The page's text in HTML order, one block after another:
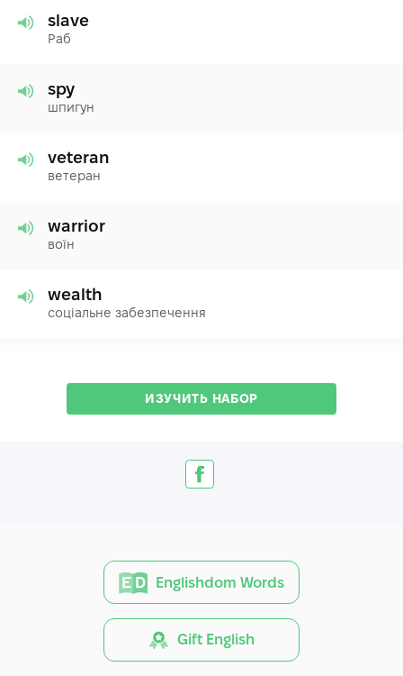
slave
Раб
spy
шпигун
veteran
ветеран
warrior
воїн
wealth
соціальне забезпечення
ИЗУЧИТЬ НАБОР
Englishdom Words
Gift English